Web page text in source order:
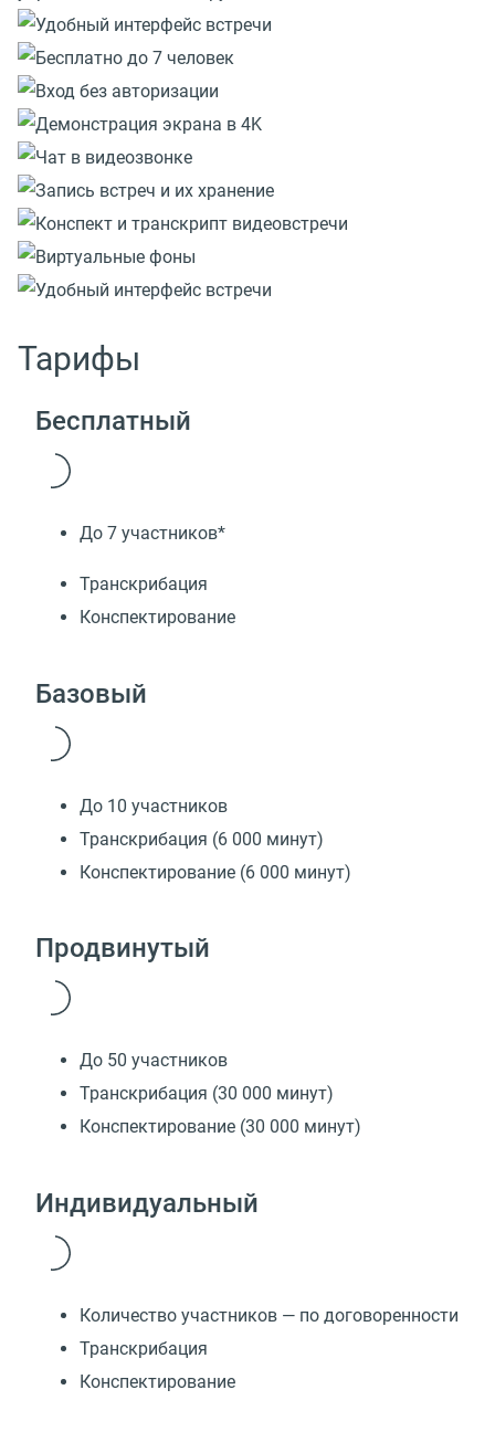
Тарифы
Бесплатный
До 7 участников*
Транскрибация
Конспектирование
Базовый
До 10 участников
Транскрибация (6 000 минут)
Конспектирование (6 000 минут)
Продвинутый
До 50 участников
Транскрибация (30 000 минут)
Конспектирование (30 000 минут)
Индивидуальный
Количество участников — по договоренности
Транскрибация
Конспектирование